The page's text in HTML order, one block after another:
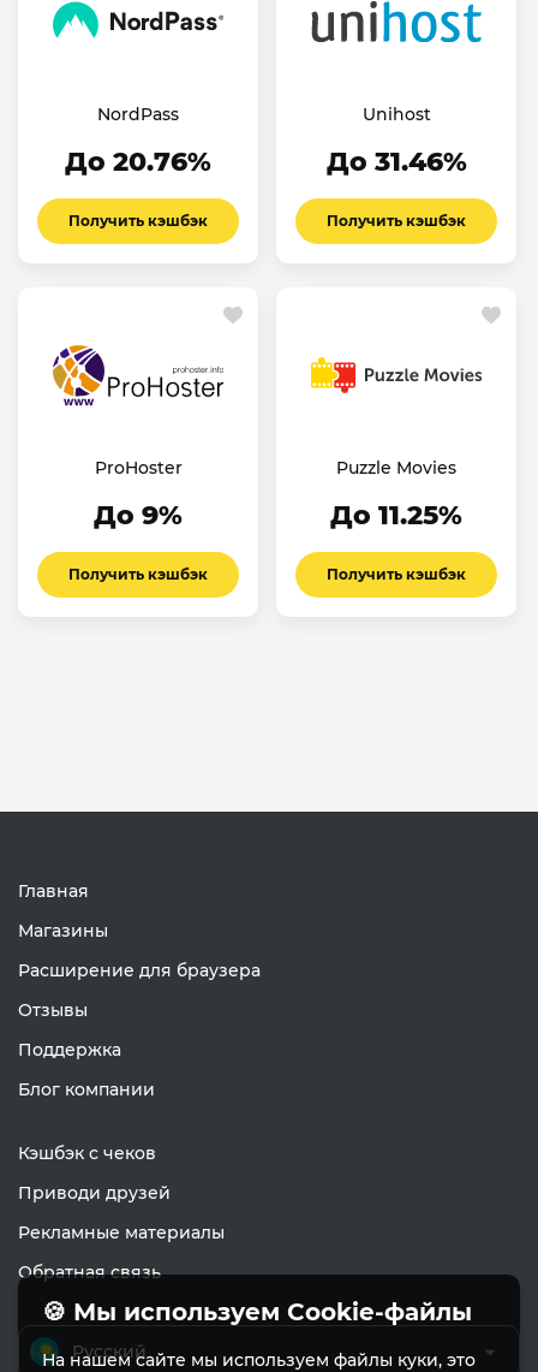
NordPass
До 20.76%
Получить кэшбэк
Unihost
До 31.46%
Получить кэшбэк
ProHoster
До 9%
Получить кэшбэк
Puzzle Movies
До 11.25%
Получить кэшбэк
Главная
Магазины
Расширение для браузера
Отзывы
Поддержка
Блог компании
Кэшбэк с чеков
Приводи друзей
Рекламные материалы
Обратная связь
Русский
🍪 Мы используем Cookie-файлы
На нашем сайте мы используем файлы куки, это